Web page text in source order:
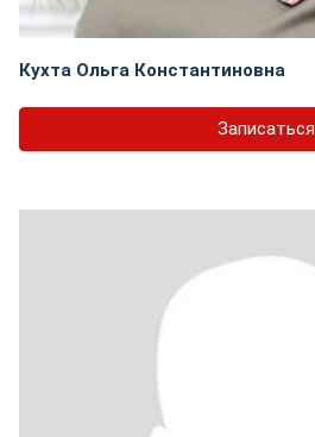
Кухта Ольга Константиновна
Записаться